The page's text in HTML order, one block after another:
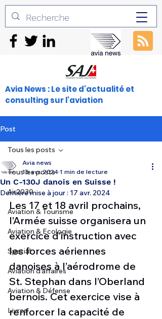
Avia News : Le site d'actualité et
consulting sur l'aviation
Post
Tous les posts
Air2030
Aviation & Tourisme
Aviation & Ecologie
Spatial
Aviation d'affaires
Aviation & Défense
Livres
Tous les posts
Un C-130J danois en Suisse !
Avia news
16 avr. 2024 1 min de lecture
Dernière mise à jour : 17 avr. 2024
Les 17 et 18 avril prochains,
l’Armée suisse organisera un
exercice d’instruction avec
les forces aériennes
danoises à l’aérodrome de
St. Stephan dans l’Oberland
bernois. Cet exercice vise à
renforcer la capacité de